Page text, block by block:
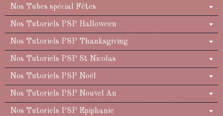
Nos Tubes spécial Fêtes
Nos Tutoriels PSP Halloween
Nos Tutoriels PSP Thanksgiving
Nos Tutoriels PSP St Nicolas
Nos Tutoriels PSP Noël
Nos Tutoriels PSP Nouvel An
Nos Tutoriels PSP Epiphanie